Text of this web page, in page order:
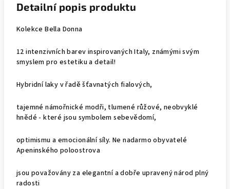
Detailní popis produktu
Kolekce Bella Donna
12 intenzivních barev inspirovaných Italy, známými svým
smyslem pro estetiku a detail!
Hybridní laky v řadě šťavnatých fialových,
tajemné námořnické modři, tlumené růžové, neobvyklé
hnědé - které jsou symbolem sebevědomí,
optimismu a emocionální síly. Ne nadarmo obyvatelé
Apeninského poloostrova
jsou považovány za elegantní a dobře upravený národ plný
radosti